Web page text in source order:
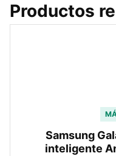
Productos
Samsung
inteligente